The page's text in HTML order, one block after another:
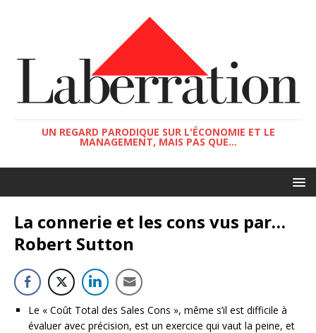
UN REGARD PARODIQUE SUR L'ÉCONOMIE ET LE
MANAGEMENT, MAIS PAS QUE...
La connerie et les cons vus par…
Robert Sutton
Le « Coût Total des Sales Cons », même s’il est difficile à
évaluer avec précision, est un exercice qui vaut la peine, et